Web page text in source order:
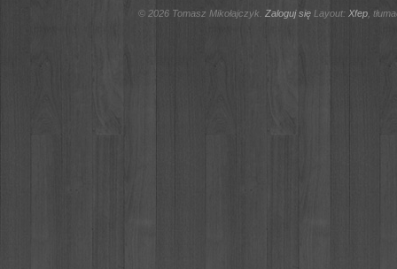
© 2026 Tomasz Mikołajczyk. Zaloguj sięLayout: Xfep,